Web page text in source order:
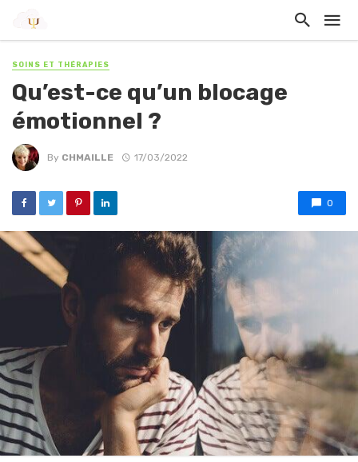
SOINS ET THÉRAPIES
Qu’est-ce qu’un blocage
émotionnel ?
By CHMAILLE 17/03/2022
0